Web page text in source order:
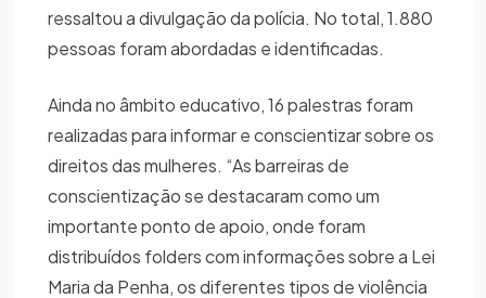
ressaltou a divulgação da polícia. No total, 1.880
pessoas foram abordadas e identificadas.
Ainda no âmbito educativo, 16 palestras foram
realizadas para informar e conscientizar sobre os
direitos das mulheres. “As barreiras de
conscientização se destacaram como um
importante ponto de apoio, onde foram
distribuídos folders com informações sobre a Lei
Maria da Penha, os diferentes tipos de violência